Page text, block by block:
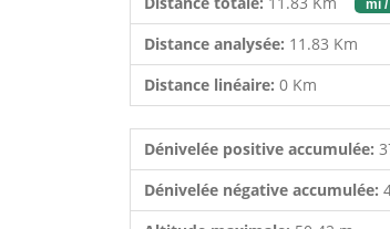
mi
Distance analysée: 11.83 Km
Distance linéaire: 0 Km
Dénivelée positive accumulée:
Dénivelée négative accumulée: